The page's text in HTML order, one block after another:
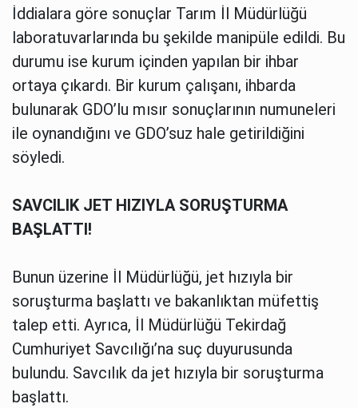
İddialara göre sonuçlar Tarım İl Müdürlüğü
laboratuvarlarında bu şekilde manipüle edildi. Bu
durumu ise kurum içinden yapılan bir ihbar
ortaya çıkardı. Bir kurum çalışanı, ihbarda
bulunarak GDO’lu mısır sonuçlarının numuneleri
ile oynandığını ve GDO’suz hale getirildiğini
söyledi.
SAVCILIK JET HIZIYLA SORUŞTURMA
BAŞLATTI!
Bunun üzerine İl Müdürlüğü, jet hızıyla bir
soruşturma başlattı ve bakanlıktan müfettiş
talep etti. Ayrıca, İl Müdürlüğü Tekirdağ
Cumhuriyet Savcılığı’na suç duyurusunda
bulundu. Savcılık da jet hızıyla bir soruşturma
başlattı.